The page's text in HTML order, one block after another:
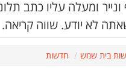
ומעלה עליו כתב
לא יודע. שווה קריאה.
בית שמש חדשות